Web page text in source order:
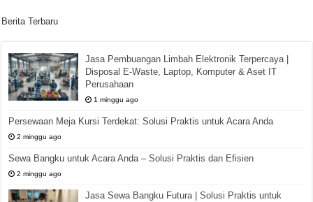
Berita Terbaru
Jasa Pembuangan Limbah Elektronik Terpercaya |
Disposal E-Waste, Laptop, Komputer & Aset IT
Perusahaan
1 minggu ago
Persewaan Meja Kursi Terdekat: Solusi Praktis untuk Acara Anda
2 minggu ago
Sewa Bangku untuk Acara Anda – Solusi Praktis dan Efisien
2 minggu ago
Jasa Sewa Bangku Futura | Solusi Praktis untuk